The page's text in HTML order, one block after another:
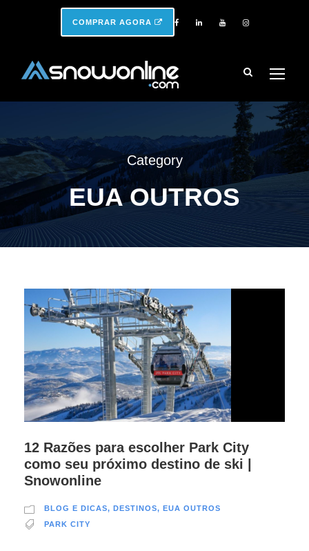
COMPRAR AGORA
Category
EUA OUTROS
12 Razões para escolher Park City
como seu próximo destino de ski |
Snowonline
BLOG E DICAS, DESTINOS, EUA OUTROS
PARK CITY